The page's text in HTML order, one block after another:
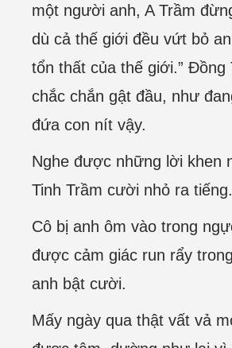
một người anh, A Trầm
dù cả thế giới đều vứt bỏ
tổn thất của thế giới.” Đồng
chắc chắn gật đầu, như
đứa con nít vậy.
Nghe được những lời khen
Tinh Trầm cười nhỏ ra tiếng.
Cô bị anh ôm vào trong
được cảm giác run rẩy
anh bật cười.
Mấy ngày qua thật vất vả